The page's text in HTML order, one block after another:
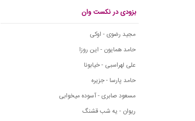
بزودی در نکست وان
مجید رضوی - اوکی
حامد همایون - این روزا
علی لهراسبی - خیابونا
حامد پارسا - جزیره
مسعود صابری - آسوده میخوابی
ریوان - یه شب قشنگ